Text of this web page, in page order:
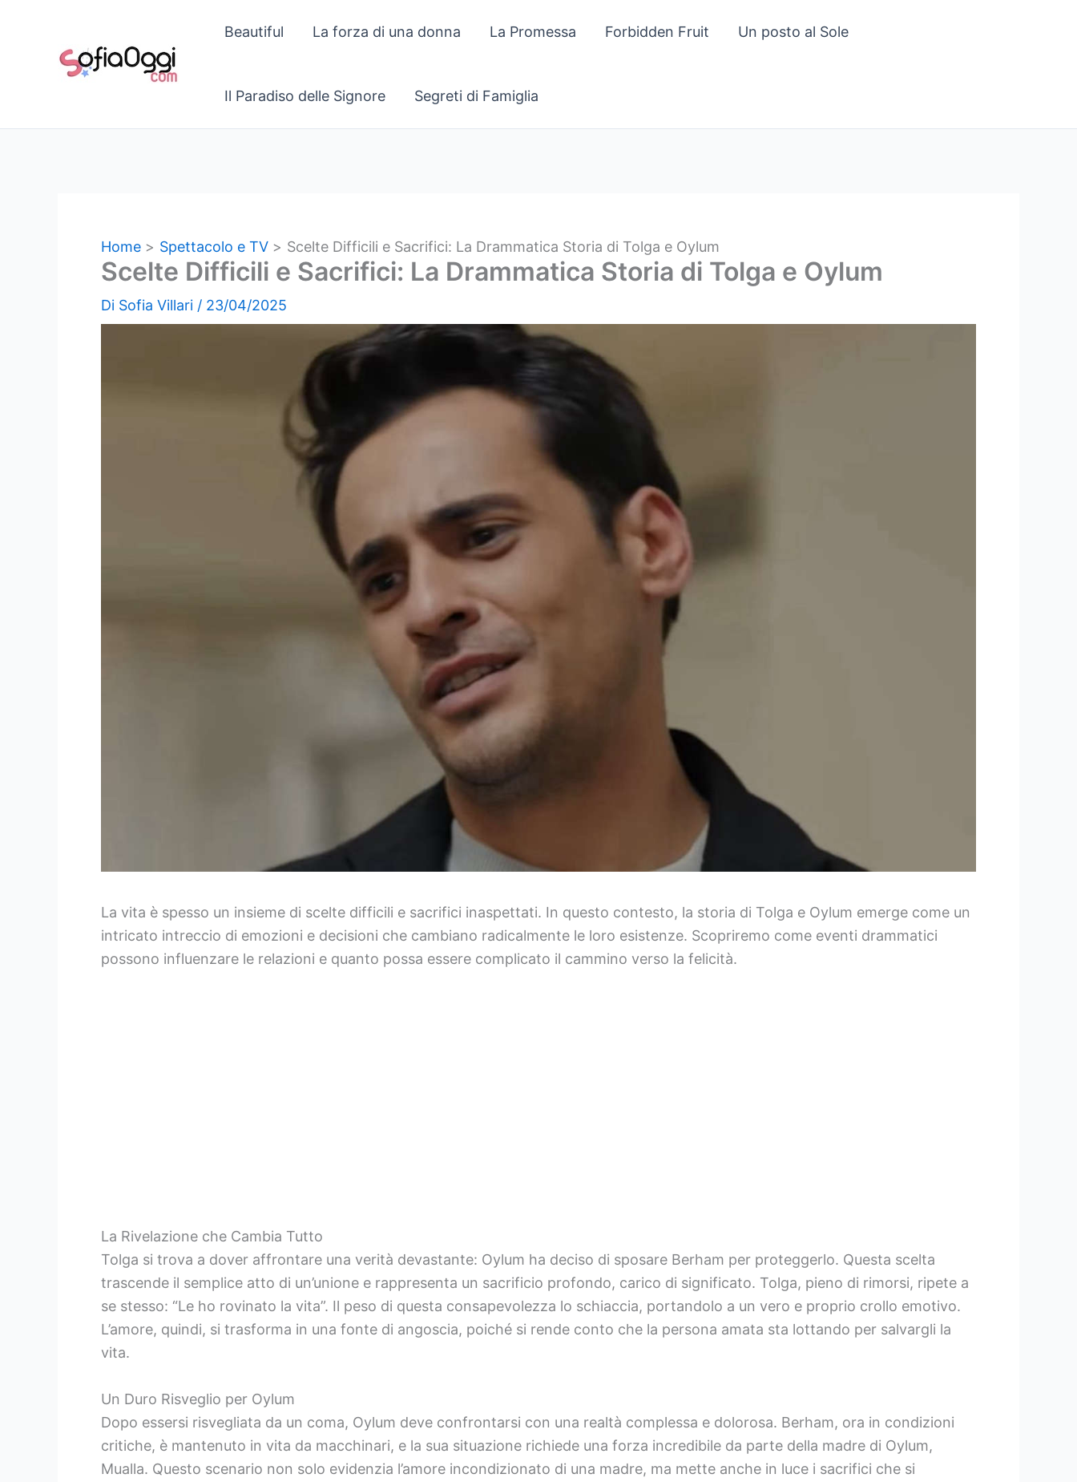
contenuto
Beautiful La forza di una donna La Promessa Forbidden Fruit Un posto al Sole
Il Paradiso delle Signore Segreti di Famiglia
Home Spettacolo e TV Scelte Difficili e Sacrifici: La Drammatica Storia di Tolga e Oylum
Scelte Difficili e Sacrifici: La Drammatica Storia di Tolga e Oylum
Di Sofia Villari / 23/04/2025
La vita è spesso un insieme di scelte difficili e sacrifici inaspettati. In questo contesto, la storia di Tolga e Oylum emerge come un
intricato intreccio di emozioni e decisioni che cambiano radicalmente le loro esistenze. Scopriremo come eventi drammatici
possono influenzare le relazioni e quanto possa essere complicato il cammino verso la felicità.
La Rivelazione che Cambia Tutto
Tolga si trova a dover affrontare una verità devastante: Oylum ha deciso di sposare Berham per proteggerlo. Questa scelta
trascende il semplice atto di un’unione e rappresenta un sacrificio profondo, carico di significato. Tolga, pieno di rimorsi, ripete a
se stesso: “Le ho rovinato la vita”. Il peso di questa consapevolezza lo schiaccia, portandolo a un vero e proprio crollo emotivo.
L’amore, quindi, si trasforma in una fonte di angoscia, poiché si rende conto che la persona amata sta lottando per salvargli la
vita.
Un Duro Risveglio per Oylum
Dopo essersi risvegliata da un coma, Oylum deve confrontarsi con una realtà complessa e dolorosa. Berham, ora in condizioni
critiche, è mantenuto in vita da macchinari, e la sua situazione richiede una forza incredibile da parte della madre di Oylum,
Mualla. Questo scenario non solo evidenzia l’amore incondizionato di una madre, ma mette anche in luce i sacrifici che si